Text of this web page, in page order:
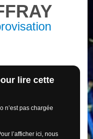
lire cette
n’est pas chargée
l’afficher ici, nous